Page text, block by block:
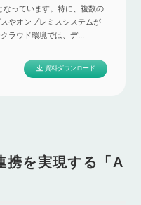
なっています。特に、複数の
やオンプレミスシステムが
ラウド環境では、デ...
資料ダウンロード
携を実現する「A